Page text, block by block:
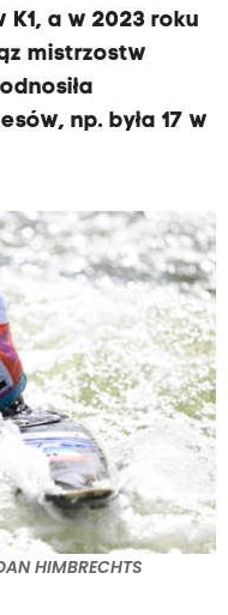
a w 2023 roku
mistrzostw
np. była 17 w
HIMBRECHTS